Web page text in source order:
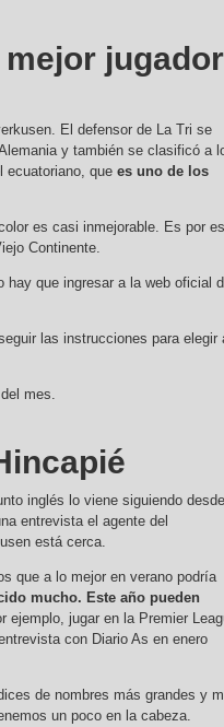
jugador
El defensor de La Tri se
y también se clasificó a
ecuatoriano, que es uno de los
es casi inmejorable. Es por
Continente.
hay que ingresar a la web oficial
las instrucciones para elegir
mes.
inglés lo viene siguiendo desde
entrevista el agente del
está cerca.
que a lo mejor en verano podría
mucho. Este año pueden
jugar en la Premier
con Diario As en enero
de nombres más grandes y
un poco en la cabeza.